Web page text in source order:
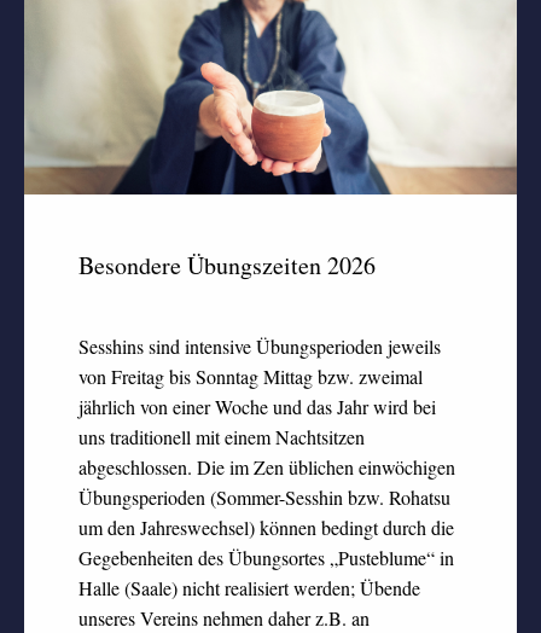
Besondere Übungszeiten 2026
Sesshins sind intensive Übungsperioden jeweils
von Freitag bis Sonntag Mittag bzw. zweimal
jährlich von einer Woche und das Jahr wird bei
uns traditionell mit einem Nachtsitzen
abgeschlossen. Die im Zen üblichen einwöchigen
Übungsperioden (Sommer-Sesshin bzw. Rohatsu
um den Jahreswechsel) können bedingt durch die
Gegebenheiten des Übungsortes „Pusteblume“ in
Halle (Saale) nicht realisiert werden; Übende
unseres Vereins nehmen daher z.B. an